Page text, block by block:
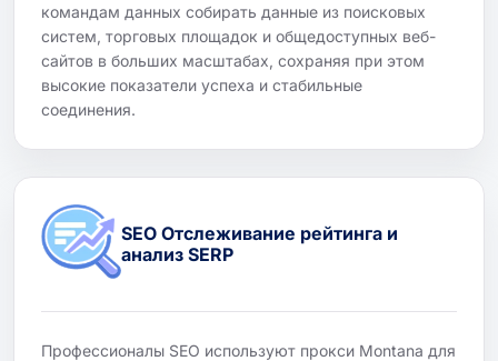
командам данных собирать данные из поисковых
систем, торговых площадок и общедоступных веб-
сайтов в больших масштабах, сохраняя при этом
высокие показатели успеха и стабильные
соединения.
SEO Отслеживание рейтинга и
анализ SERP
Профессионалы SEO используют прокси Montana для